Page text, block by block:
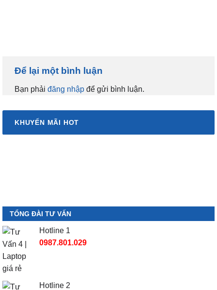
Để lại một bình luận
Bạn phải đăng nhập để gửi bình luận.
KHUYẾN MÃI HOT
TỔNG ĐÀI TƯ VẤN
Hotline 1
0987.801.029
Hotline 2